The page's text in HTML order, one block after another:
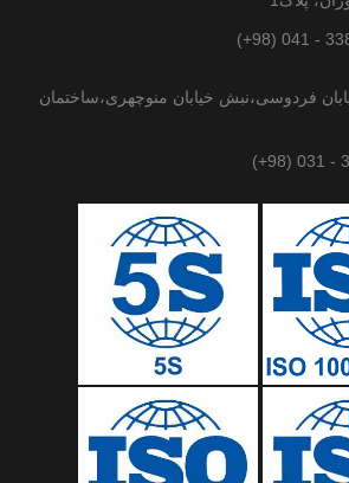
فردوسی،نبش خیابان منوچهری،ساختمان